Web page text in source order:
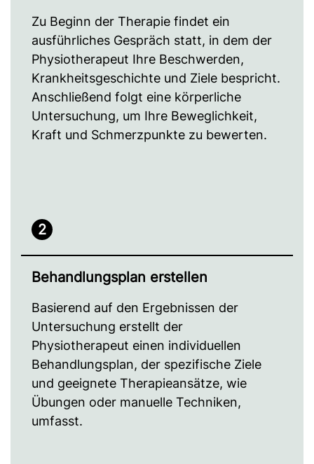
Zu Beginn der Therapie findet ein
ausführliches Gespräch statt, in dem der
Physiotherapeut Ihre Beschwerden,
Krankheitsgeschichte und Ziele bespricht.
Anschließend folgt eine körperliche
Untersuchung, um Ihre Beweglichkeit,
Kraft und Schmerzpunkte zu bewerten.
2
Behandlungsplan erstellen
Basierend auf den Ergebnissen der
Untersuchung erstellt der
Physiotherapeut einen individuellen
Behandlungsplan, der spezifische Ziele
und geeignete Therapieansätze, wie
Übungen oder manuelle Techniken,
umfasst.